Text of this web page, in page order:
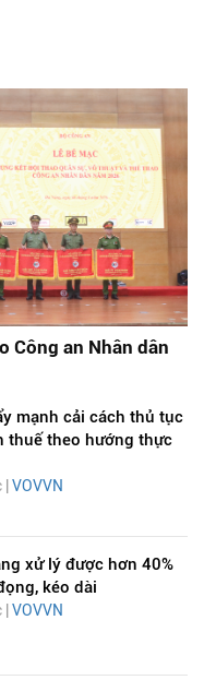
Công an Nhân dân
mạnh cải cách thủ tục
thuế theo hướng thực
VOVVN
xử lý được hơn 40%
kéo dài
VOVVN